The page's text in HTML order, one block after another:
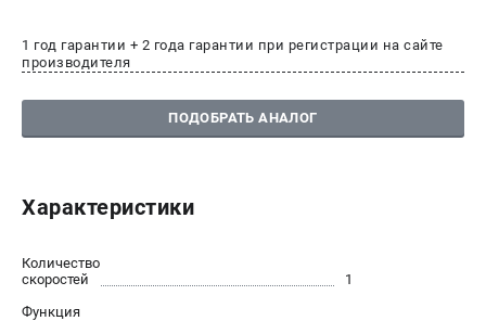
СЕРВИС
МАГАЗИНЫ
Гарантия Milwaukee
Как нас найти
1 год гарантии + 2 года гарантии при регистрации на сайте
производителя
ПОДОБРАТЬ АНАЛОГ
Характеристики
Количество
скоростей
1
Функция